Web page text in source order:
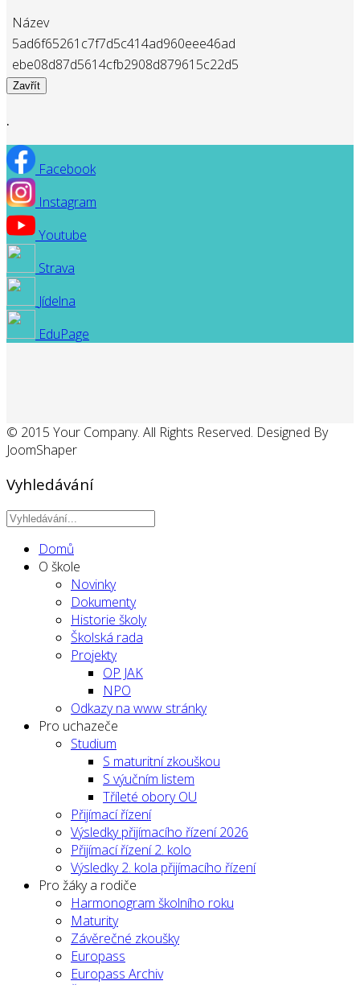
Název
5ad6f65261c7f7d5c414ad960eee46ad
ebe08d87d5614cfb2908d879615c22d5
Zavřít
.
Facebook
Instagram
Youtube
Strava
Jídelna
EduPage
© 2015 Your Company. All Rights Reserved. Designed By
JoomShaper
Vyhledávání
Domů
O škole
Novinky
Dokumenty
Historie školy
Školská rada
Projekty
OP JAK
NPO
Odkazy na www stránky
Pro uchazeče
Studium
S maturitní zkouškou
S výučním listem
Tříleté obory OU
Přijímací řízení
Výsledky přijímacího řízení 2026
Přijímací řízení 2. kolo
Výsledky 2. kola přijímacího řízení
Pro žáky a rodiče
Harmonogram školního roku
Maturity
Závěrečné zkoušky
Europass
Europass Archiv